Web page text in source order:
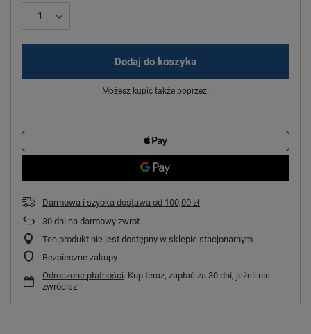
Dodaj do koszyka
Możesz kupić także poprzez:
Darmowa i szybka dostawa od 100,00 zł
30 dni na darmowy zwrot
Ten produkt nie jest dostępny w sklepie stacjonarnym
Bezpieczne zakupy
Odroczone płatności. Kup teraz, zapłać za 30 dni, jeżeli nie
zwrócisz